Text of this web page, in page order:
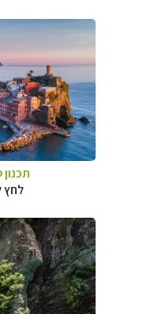
תכנון
לחץ